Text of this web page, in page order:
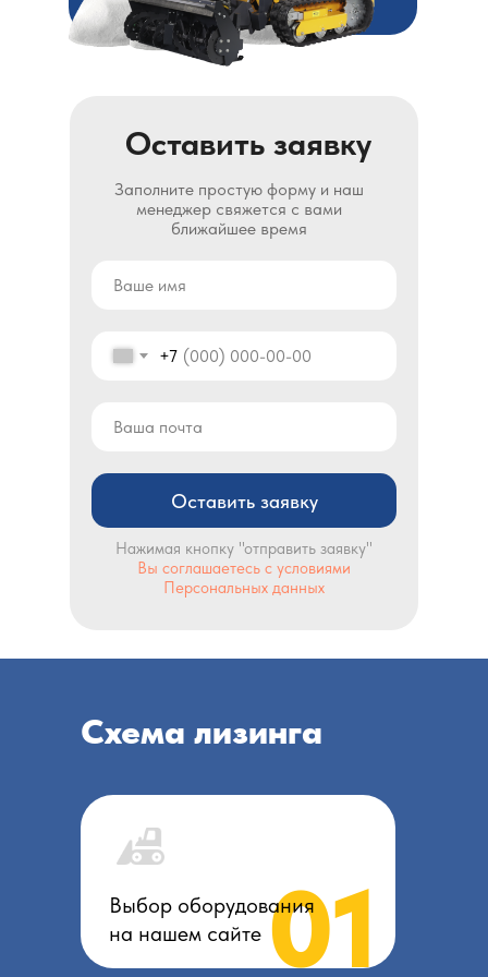
Оставить заявку
Нажимая кнопку "отправить заявку"
Вы соглашаетесь с условиями
Персональных данных
Заполните простую форму и наш
менеджер свяжется с вами
ближайшее время
+7
Оставить заявку
Схема лизинга
01
Выбор оборудования
на нашем сайте